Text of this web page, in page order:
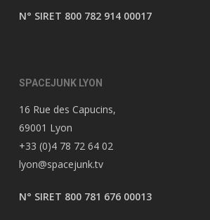
N° SIRET 800 782 914 00017
SPACEJUNK LYON
16 Rue des Capucins,
69001 Lyon
+33 (0)4 78 72 64 02
lyon@spacejunk.tv
N° SIRET 800 781 676 00013